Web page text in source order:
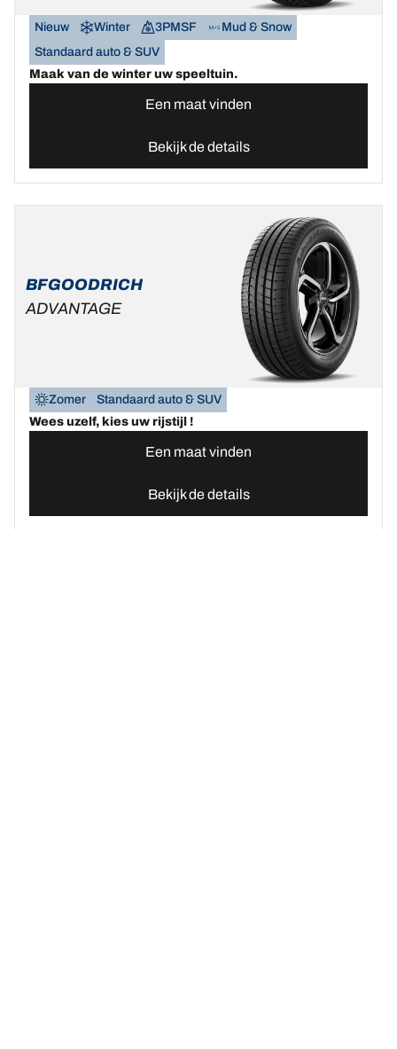
Nieuw Winter 3PMSF
Mud & Snow
Standaard auto & SUV
Maak van de winter uw speeltuin.
Een maat vinden
Bekijk de details
BFGOODRICH
ADVANTAGE
Zomer
Standaard auto & SUV
Wees uzelf, kies uw rijstijl !
Een maat vinden
Bekijk de details